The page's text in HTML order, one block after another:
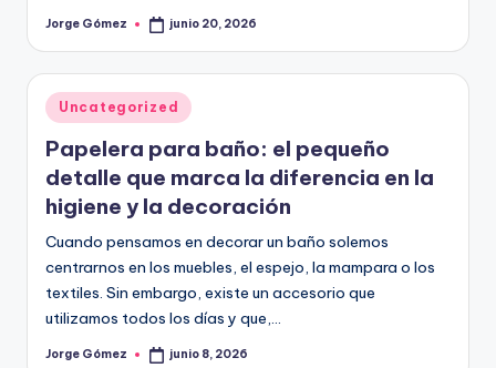
Publicado
Jorge Gómez junio 20, 2026
Publicado
en
Uncategorized
Papelera para baño: el pequeño
detalle que marca la diferencia en la
higiene y la decoración
Cuando pensamos en decorar un baño solemos
centrarnos en los muebles, el espejo, la mampara o los
textiles. Sin embargo, existe un accesorio que
utilizamos todos los días y que,…
Publicado
Jorge Gómez junio 8, 2026